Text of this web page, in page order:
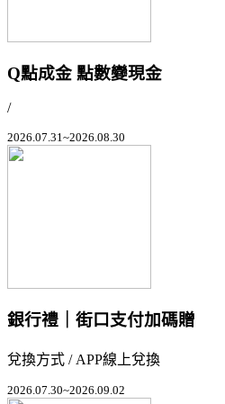
Q點成金 點數變現金
/
2026.07.31~2026.08.30
銀行禮｜街口支付加碼贈
兌換方式 / APP線上兌換
2026.07.30~2026.09.02